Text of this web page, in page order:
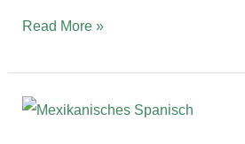
Read More »
Mexikanisches